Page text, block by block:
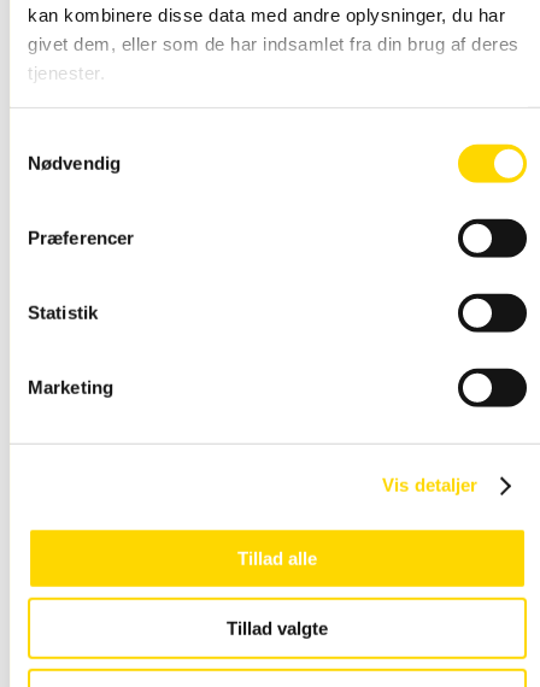
kan kombinere disse data med andre oplysninger, du har
givet dem, eller som de har indsamlet fra din brug af deres
tjenester.
Nødvendig
Præferencer
Statistik
Marketing
Vis detaljer
Tillad alle
Tillad valgte
Vandtæt
Snap Ramme LED
Plakater – med dit